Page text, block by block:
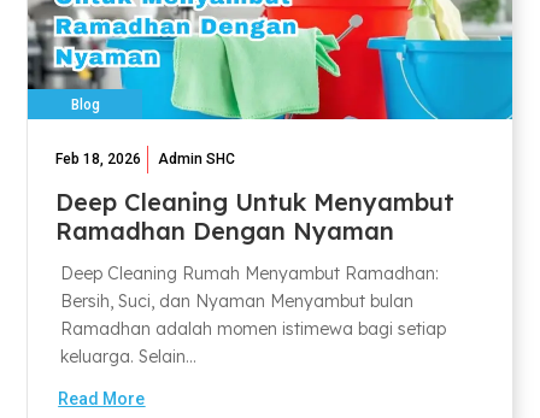
Blog
Feb 18, 2026 Admin SHC
Deep Cleaning Untuk Menyambut
Ramadhan Dengan Nyaman
Deep Cleaning Rumah Menyambut Ramadhan:
Bersih, Suci, dan Nyaman Menyambut bulan
Ramadhan adalah momen istimewa bagi setiap
keluarga. Selain...
Read More